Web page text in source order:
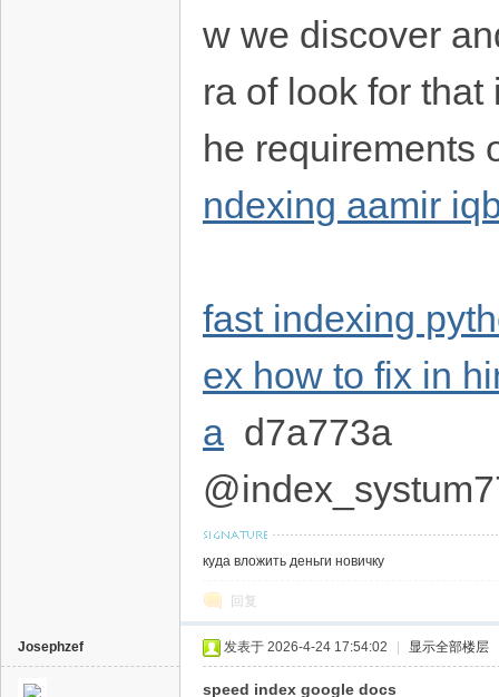
w we discover
ra of look for that
he requirements
ndexing aamir
fast indexing
ex how to fix in
a d7a773a
куда вложить деньги новичку
回复
Josephzef 发表于 2026-4-24 17:54:02 显示全部楼层
speed index google docs